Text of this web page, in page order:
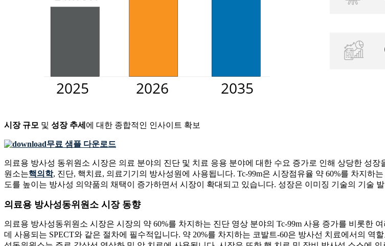
시장 규모 및 성장 추세 에 대한 종합적인 인사이트 확보
무료 샘플 다운로드
의료용 방사성 동위원소 시장은 의료 분야의 진단 및 치료 응용 분야에 대한 수요 증가로 인해 상당한 성장
원소는핵의학, 진단, 핵치료, 의료기기의 방사성원에 사용됩니다. Tc-99m은 시장점유율 약 60%를 차지
도를 높이는 방사성 의약품의 채택이 증가하면서 시장이 확대되고 있습니다. 성장은 이미징 기술의 기술
의료용 방사성동위원소 시장 동향
의료용 방사성동위원소 시장은 시장의 약 60%를 차지하는 진단 영상 분야의 Tc-99m 사용 증가를 비롯한
데 사용되는 SPECT와 같은 절차에 필수적입니다. 약 20%를 차지하는 코발트-60은 방사선 치료에서의